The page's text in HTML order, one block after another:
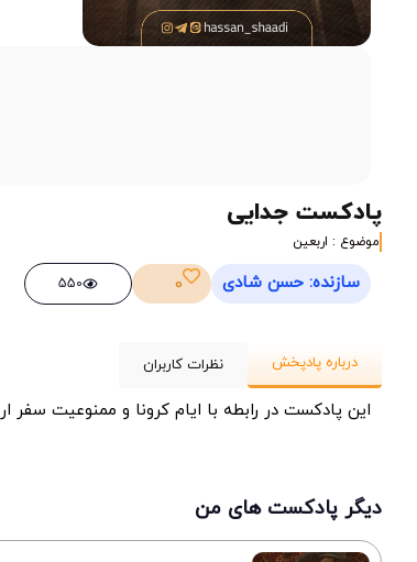
پادکست جدایی
موضوع : اربعین
سازنده: حسن شادی 0
550
درباره پادپخش نظرات کاربران
این پادکست در رابطه با ایام کرونا و ممنوعیت سفر
دیگر پادکست های من